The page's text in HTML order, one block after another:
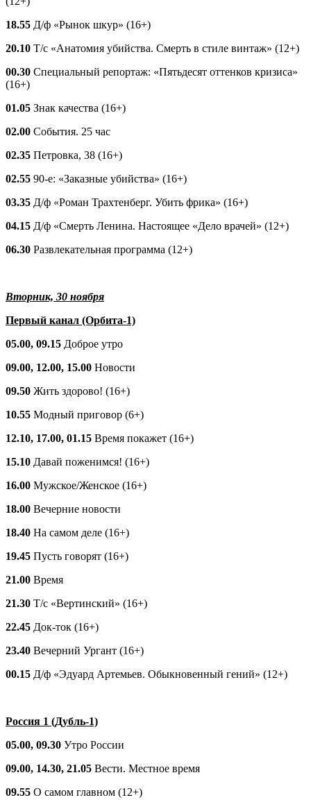
18.55 Д/ф «Рынок шкур» (16+)
20.10 Т/с «Анатомия убийства. Смерть в стиле винтаж» (12+)
00.30 Специальный репортаж: «Пятьдесят оттенков кризиса»
(16+)
01.05 Знак качества (16+)
02.00 События. 25 час
02.35 Петровка, 38 (16+)
02.55 90-е: «Заказные убийства» (16+)
03.35 Д/ф «Роман Трахтенберг. Убить фрика» (16+)
04.15 Д/ф «Смерть Ленина. Настоящее «Дело врачей» (12+)
06.30 Развлекательная программа (12+)
Вторник, 30 ноября
Первый канал (Орбита-1)
05.00, 09.15 Доброе утро
09.00, 12.00, 15.00 Новости
09.50 Жить здорово! (16+)
10.55 Модный приговор (6+)
12.10, 17.00, 01.15 Время покажет (16+)
15.10 Давай поженимся! (16+)
16.00 Мужское/Женское (16+)
18.00 Вечерние новости
18.40 На самом деле (16+)
19.45 Пусть говорят (16+)
21.00 Время
21.30 Т/с «Вертинский» (16+)
22.45 Док-ток (16+)
23.40 Вечерний Ургант (16+)
00.15 Д/ф «Эдуард Артемьев. Обыкновенный гений» (12+)
Россия 1 (Дубль-1)
05.00, 09.30 Утро России
09.00, 14.30, 21.05 Вести. Местное время
09.55 О самом главном (12+)